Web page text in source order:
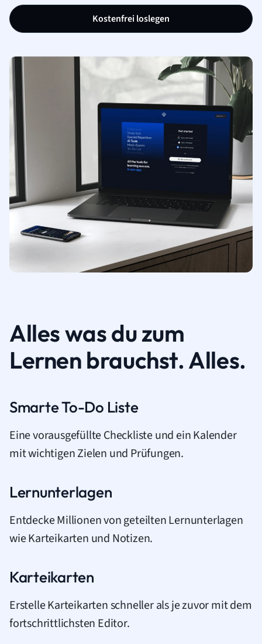
Kostenfrei loslegen
Alles was du zum
Lernen brauchst. Alles.
Smarte To-Do Liste
Eine vorausgefüllte Checkliste und ein Kalender
mit wichtigen Zielen und Prüfungen.
Lernunterlagen
Entdecke Millionen von geteilten Lernunterlagen
wie Karteikarten und Notizen.
Karteikarten
Erstelle Karteikarten schneller als je zuvor mit dem
fortschrittlichsten Editor.